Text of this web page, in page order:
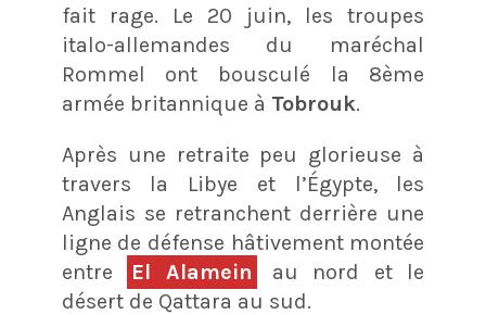
fait rage. Le 20 juin, les troupes
italo-allemandes du maréchal
Rommel ont bousculé la 8ème
armée britannique à Tobrouk.
Après une retraite peu glorieuse à
travers la Libye et l’Égypte, les
Anglais se retranchent derrière une
ligne de défense hâtivement montée
entre
El Alamein
au nord et le
désert de Qattara au sud.